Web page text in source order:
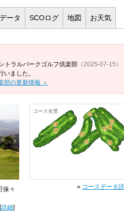
データ SCOログ 地図 お天気
トラルパークゴルフ倶楽部 （2025-07-15）
ました。
部の更新情報 ＞
保々
詳細]
コース全景
» コースデータ